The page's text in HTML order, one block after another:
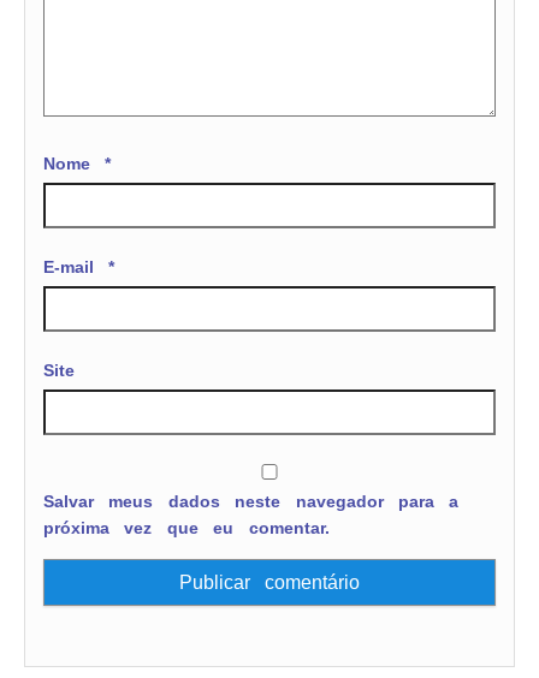
Nome*
E-mail*
Site
Salvar meus dados neste navegador para a
próxima vez que eu comentar.